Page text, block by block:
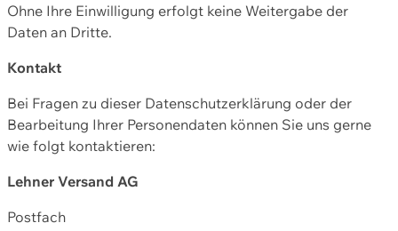
Ohne Ihre Einwilligung erfolgt keine Weitergabe der
Daten an Dritte.
Kontakt
Bei Fragen zu dieser Datenschutzerklärung oder der
Bearbeitung Ihrer Personendaten können Sie uns gerne
wie folgt kontaktieren:
Lehner Versand AG
Postfach